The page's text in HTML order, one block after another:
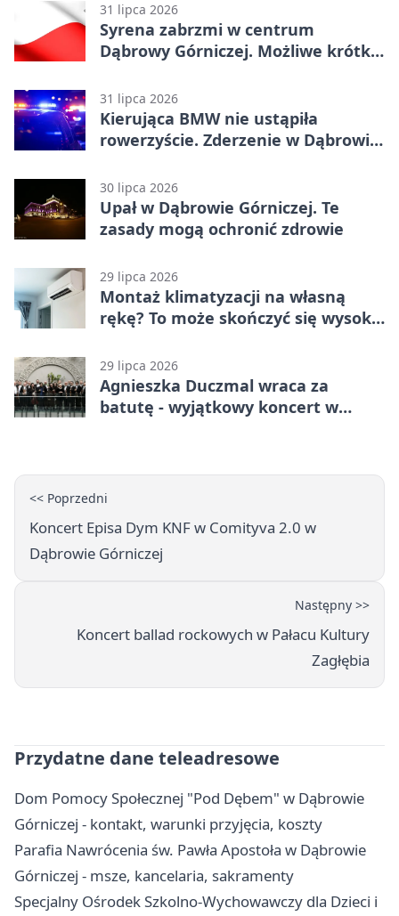
31 lipca 2026
Syrena zabrzmi w centrum
Dąbrowy Górniczej. Możliwe krótkie
31 lipca 2026
Kierująca BMW nie ustąpiła
rowerzyście. Zderzenie w Dąbrowie
30 lipca 2026
Upał w Dąbrowie Górniczej. Te
zasady mogą ochronić zdrowie
29 lipca 2026
Montaż klimatyzacji na własną
rękę? To może skończyć się wysoką
29 lipca 2026
Agnieszka Duczmal wraca za
batutę - wyjątkowy koncert w
<< Poprzedni
Koncert Episa Dym KNF w Comityva 2.0 w
Dąbrowie Górniczej
Następny >>
Koncert ballad rockowych w Pałacu Kultury
Zagłębia
Przydatne dane teleadresowe
Dom Pomocy Społecznej "Pod Dębem" w Dąbrowie
Górniczej - kontakt, warunki przyjęcia, koszty
Parafia Nawrócenia św. Pawła Apostoła w Dąbrowie
Górniczej - msze, kancelaria, sakramenty
Specjalny Ośrodek Szkolno-Wychowawczy dla Dzieci i